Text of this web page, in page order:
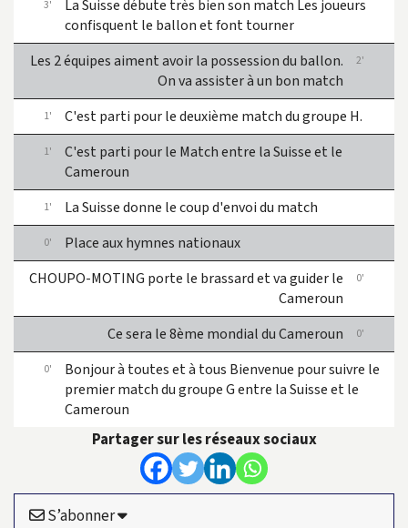
0' Bonjour à toutes et à tous Bienvenue pour suivre le
premier match du groupe G entre la Suisse et le
Cameroun
0'
Ce sera le 8ème mondial du Cameroun
0'
CHOUPO-MOTING porte le brassard et va guider le
Cameroun
0' Place aux hymnes nationaux
1' La Suisse donne le coup d'envoi du match
1'
C'est parti pour le Match entre la Suisse et le
Cameroun
1' C'est parti pour le deuxième match du groupe H.
2'
Les 2 équipes aiment avoir la possession du ballon.
On va assister à un bon match
3' La Suisse débute très bien son match Les joueurs
confisquent le ballon et font tourner
Partager sur les réseaux sociaux
S’abonner